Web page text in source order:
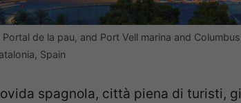
de la pau, and Port Vell marina and
Spain
spagnola, città piena di turisti,